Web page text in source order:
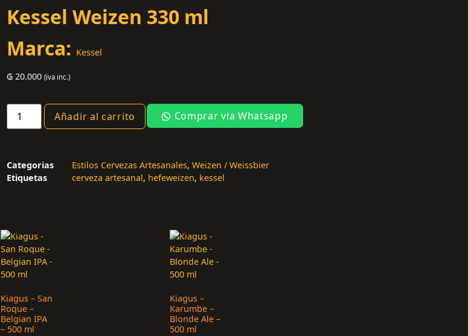
Kessel Weizen 330 ml
Marca: Kessel
₲ 20.000 (iva inc.)
Añadir al carrito Comprar via Whatsapp
Categorias Estilos Cervezas Artesanales, Weizen / Weissbier
Etiquetas
cerveza artesanal, hefeweizen, kessel
Kiagus – San
Roque –
Belgian IPA
– 500 ml
Kiagus –
Karumbe –
Blonde Ale –
500 ml